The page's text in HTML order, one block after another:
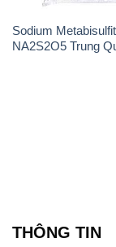
Sodium
NA2S2O5 Trung
THÔNG TIN